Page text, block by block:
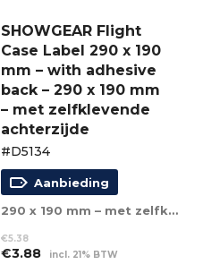
SHOWGEAR Flight
Case Label 290 x 190
mm – with adhesive
back – 290 x 190 mm
– met zelfklevende
achterzijde
#D5134
Aanbieding
290 x 190 mm – met zelfklevende achterzijde
€5.38
Oorspronkelijke
€3.88Huidige
incl. 21% BTW